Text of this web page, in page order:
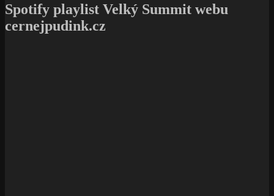
Spotify playlist Velký Summit webu
cernejpudink.cz